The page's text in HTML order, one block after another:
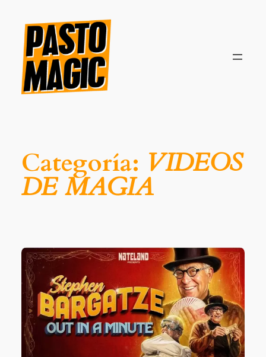
contenido
Categoría: VIDEOS
DE MAGIA